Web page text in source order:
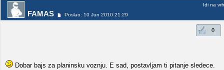
FAMAS Poslao: 10 Jun 2010 21:29
Idi na vrh
0
Dobar bajs za planinsku voznju. E sad, postavljam ti pitanje sledece.